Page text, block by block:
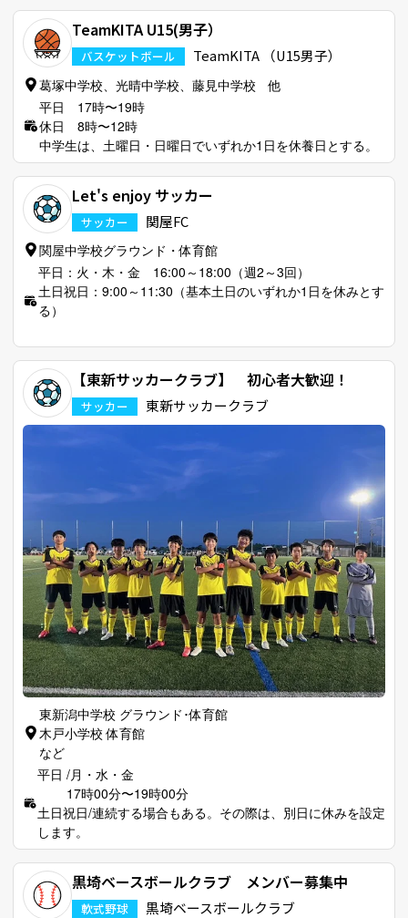
TeamKITA U15(男子）
バスケットボール TeamKITA （U15男子）
葛塚中学校、光晴中学校、藤見中学校 他
平日 17時〜19時
休日 8時〜12時
中学生は、土曜日・日曜日でいずれか1日を休養日とする。
Let's enjoy サッカー
サッカー 関屋FC
関屋中学校グラウンド・体育館
平日：火・木・金 16:00～18:00（週2～3回）
土日祝日：9:00～11:30（基本土日のいずれか1日を休みとす
る）
【東新サッカークラブ】 初心者大歓迎！
サッカー 東新サッカークラブ
東新潟中学校 グラウンド･体育館
木戸小学校 体育館
など
平日 /月・水・金
17時00分〜19時00分
土日祝日/連続する場合もある。その際は、別日に休みを設定
します。
黒埼ベースボールクラブ メンバー募集中
軟式野球 黒埼ベースボールクラブ